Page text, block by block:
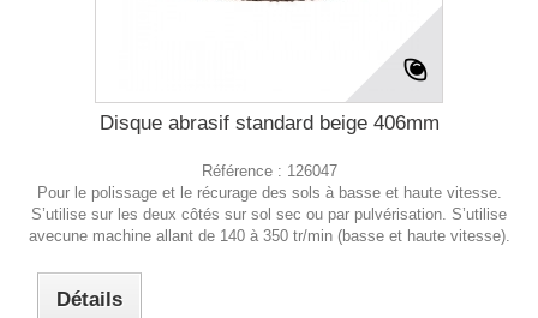
Disque abrasif standard beige 406mm
Référence : 126047
Pour le polissage et le récurage des sols à basse et haute vitesse.
S’utilise sur les deux côtés sur sol sec ou par pulvérisation. S’utilise
avecune machine allant de 140 à 350 tr/min (basse et haute vitesse).
Détails